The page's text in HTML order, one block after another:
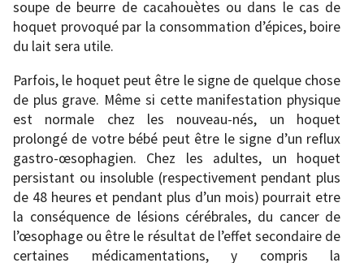
soupe de beurre de cacahouètes ou dans le cas de
hoquet provoqué par la consommation d’épices, boire
du lait sera utile.
Parfois, le hoquet peut être le signe de quelque chose
de plus grave. Même si cette manifestation physique
est normale chez les nouveau-nés, un hoquet
prolongé de votre bébé peut être le signe d’un reflux
gastro-œsophagien. Chez les adultes, un hoquet
persistant ou insoluble (respectivement pendant plus
de 48 heures et pendant plus d’un mois) pourrait etre
la conséquence de lésions cérébrales, du cancer de
l’œsophage ou être le résultat de l’effet secondaire de
certaines médicamentations, y compris la